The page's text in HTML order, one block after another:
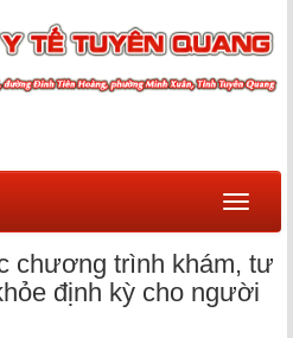
Menu
chương trình khám, tư
định kỳ cho người